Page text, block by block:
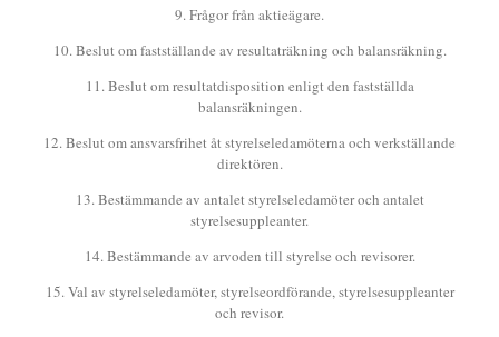
9. Frågor från aktieägare.
10. Beslut om fastställande av resultaträkning och balansräkning.
11. Beslut om resultatdisposition enligt den fastställda
balansräkningen.
12. Beslut om ansvarsfrihet åt styrelseledamöterna och verkställande
direktören.
13. Bestämmande av antalet styrelseledamöter och antalet
styrelsesuppleanter.
14. Bestämmande av arvoden till styrelse och revisorer.
15. Val av styrelseledamöter, styrelseordförande, styrelsesuppleanter
och revisor.